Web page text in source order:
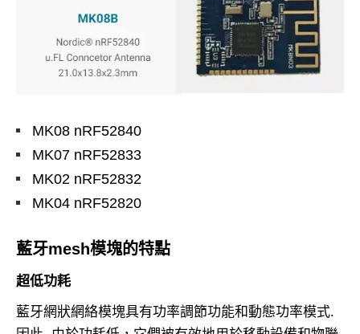
MK08 nRF52840
MK07 nRF52833
MK02 nRF52832
MK04 nRF52820
藍牙mesh模塊的特點
超低功耗
藍牙網狀網絡模塊具有功率調節功能和動態功率模式.